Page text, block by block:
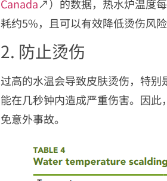
Canada↗）的数据，热水炉温度
耗约5%，且可以有效降低烫伤风险
2. 防止烫伤
过高的水温会导致皮肤烫伤，特别
能在几秒钟内造成严重伤害。因
免意外事故。